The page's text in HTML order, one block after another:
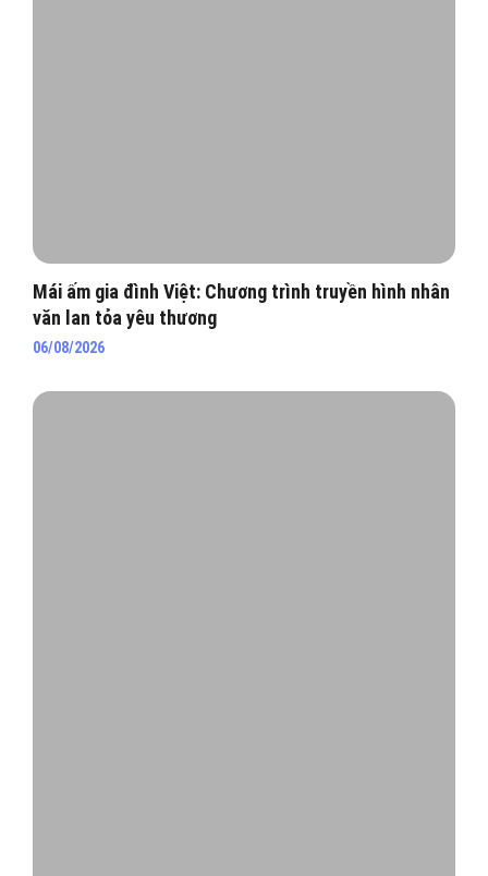
Mái ấm gia đình Việt: Chương trình truyền hình nhân
văn lan tỏa yêu thương
06/08/2026